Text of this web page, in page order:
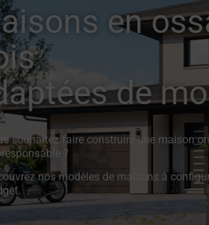
en
de
souhaitez faire construire une maison
?
nos modèles de maisons à